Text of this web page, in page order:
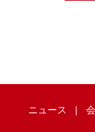
ニュース